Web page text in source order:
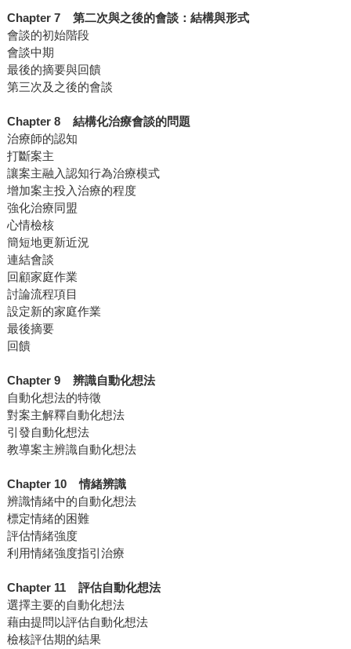
Chapter 7 第二次與之後的會談：結構與形式
會談的初始階段
會談中期
最後的摘要與回饋
第三次及之後的會談
Chapter 8 結構化治療會談的問題
治療師的認知
打斷案主
讓案主融入認知行為治療模式
增加案主投入治療的程度
強化治療同盟
心情檢核
簡短地更新近況
連結會談
回顧家庭作業
討論流程項目
設定新的家庭作業
最後摘要
回饋
Chapter 9 辨識自動化想法
自動化想法的特徵
對案主解釋自動化想法
引發自動化想法
教導案主辨識自動化想法
Chapter 10 情緒辨識
辨識情緒中的自動化想法
標定情緒的困難
評估情緒強度
利用情緒強度指引治療
Chapter 11 評估自動化想法
選擇主要的自動化想法
藉由提問以評估自動化想法
檢核評估期的結果